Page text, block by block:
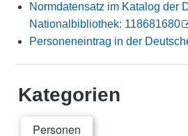
Normdatensatz im Katalog der
Nationalbibliothek: 118681680
Personeneintrag in der
Kategorien
Personen